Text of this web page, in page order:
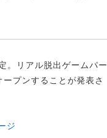
。リアル脱出ゲームパー
プンすることが発表さ
ジ